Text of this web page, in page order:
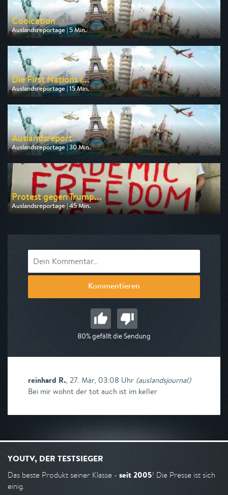
Coolcation
Auslandsreportage | 5 Min.
Ausgestrahlt von Phoenix
am 08.08.2026, 14:15
Die First Nations i...
Auslandsreportage | 15 Min.
Ausgestrahlt von Phoenix
am 08.08.2026, 12:45
Auslandsreport
Auslandsreportage | 30 Min.
Ausgestrahlt von n-tv
am 08.08.2026, 18:30
Protest gegen Trump...
Auslandsreportage | 45 Min.
Ausgestrahlt von ZDF info
Kommentieren
80% gefällt die Sendung
reinhard R., 27. Mär, 03:08 Uhr (auslandsjournal)
Bei mir wohnt der tot auch ist im keller
YOUTV, DER TESTSIEGER
Das beste Produkt seiner Klasse - seit 2005! Die Presse ist sich
einig.